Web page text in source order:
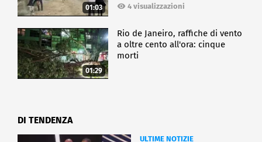
POLITICA
01:03 4 visualizzazioni
01:29
Rio de Janeiro, raffiche di vento
a oltre cento all'ora: cinque
morti
DI TENDENZA
ULTIME NOTIZIE